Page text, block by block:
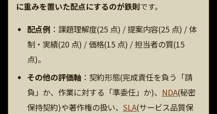
に重みを置いた配点にするのが鉄則です。
配点例 ：課題理解度(25 点) / 提案内容(25 点) / 体
制・実績(20 点) / 価格(15 点) / 担当者の質(15
点)。
その他の評価軸 ：契約形態(完成責任を負う「請
負」か、作業に対する「準委任」か)、 NDA(秘密
保持契約)や著作権の扱い、 SLA(サービス品質保